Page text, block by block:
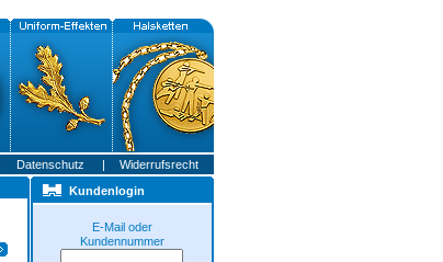
Datenschutz |
Widerrufsrecht
Kundenlogin
E-Mail oder
Kundennummer